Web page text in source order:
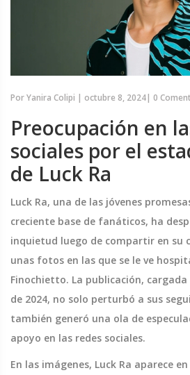
PorYanira Colipi | octubre 8, 2024| 0
Preocupación en
sociales por el
de Luck Ra
Luck Ra, una de las jóvenes
creciente base de fanáticos, ha
inquietud luego de compartir en su
unas fotos en las que se le ve
Finochietto. La publicación,
de 2024, no solo perturbó a sus
también generó una ola de
apoyo en las redes sociales.
En las imágenes, Luck Ra aparece